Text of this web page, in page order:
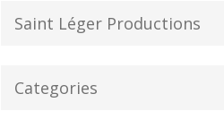
zumSaint Léger Productions
Categories